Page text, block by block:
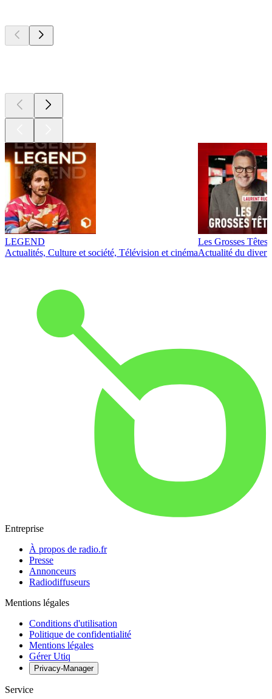
LEGEND
Actualités, Culture et société, Télévision et cinéma
Les Grosses Têtes
Actualité du
Entreprise
À propos de radio.fr
Presse
Annonceurs
Radiodiffuseurs
Mentions légales
Conditions d'utilisation
Politique de confidentialité
Mentions légales
Gérer Utiq
Privacy-Manager
Service